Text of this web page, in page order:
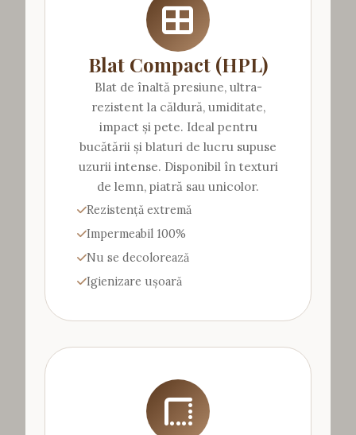
Blat Compact (HPL)
Blat de înaltă presiune, ultra-
rezistent la căldură, umiditate,
impact și pete. Ideal pentru
bucătării și blaturi de lucru supuse
uzurii intense. Disponibil în texturi
de lemn, piatră sau unicolor.
Rezistență extremă
Impermeabil 100%
Nu se decolorează
Igienizare ușoară